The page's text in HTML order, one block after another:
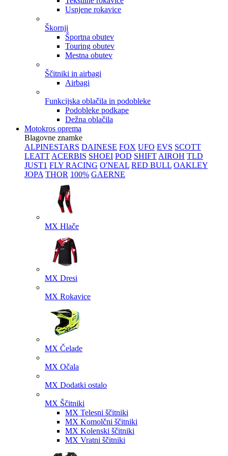
Usnjene rokavice
Škornji
Športna obutev
Touring obutev
Mestna obutev
Ščitniki in airbagi
Airbagi
Funkcijska oblačila in podobleke
Podobleke podkape
Dežna oblačila
Motokros oprema
Blagovne znamke
ALPINESTARS DAINESE FOX UFO EVS SCOTT
LEATT ACERBIS SHOEI POD SHIFT AIROH TLD
JUST1 FLY RACING O'NEAL RED BULL OAKLEY
JOPA THOR 100% GAERNE
MX Hlače
MX Dresi
MX Rokavice
MX Čelade
MX Očala
MX Dodatki ostalo
MX Ščitniki
MX Telesni ščitniki
MX Komolčni ščitniki
MX Kolenski ščitniki
MX Vratni ščitniki